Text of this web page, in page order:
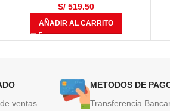
S/ 519.50
AÑADIR AL CARRITO
ventas.
METODOS DE
Transferencia